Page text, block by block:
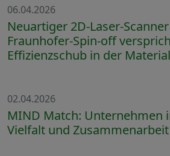
06.04.2026
Neuartiger 2D-Laser-
Fraunhofer-Spin-off
Effizienzschub in der
02.04.2026
MIND Match: Unternehmen
Vielfalt und Zusammenarbeit